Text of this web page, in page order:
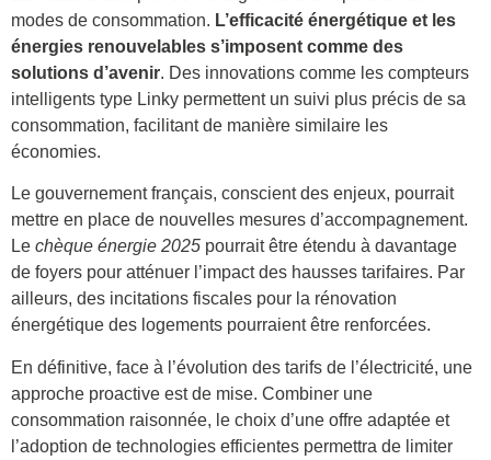
modes de consommation. L’efficacité énergétique et les
énergies renouvelables s’imposent comme des
solutions d’avenir. Des innovations comme les compteurs
intelligents type Linky permettent un suivi plus précis de sa
consommation, facilitant de manière similaire les
économies.
Le gouvernement français, conscient des enjeux, pourrait
mettre en place de nouvelles mesures d’accompagnement.
Le chèque énergie 2025 pourrait être étendu à davantage
de foyers pour atténuer l’impact des hausses tarifaires. Par
ailleurs, des incitations fiscales pour la rénovation
énergétique des logements pourraient être renforcées.
En définitive, face à l’évolution des tarifs de l’électricité, une
approche proactive est de mise. Combiner une
consommation raisonnée, le choix d’une offre adaptée et
l’adoption de technologies efficientes permettra de limiter